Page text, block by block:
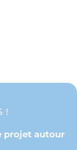
!
projet autour